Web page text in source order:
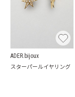
ADER.bijoux
スターパールイヤリング